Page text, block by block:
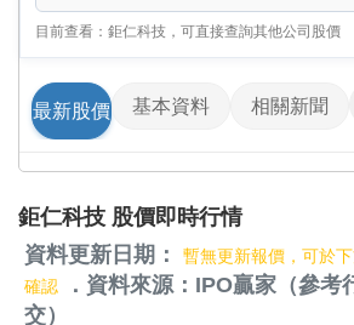
目前查看：鉅仁科技，可直接查詢其他公司股價
最新股價 基本資料 相關新聞
鉅仁科技 股價即時行情
資料更新日期：
暫無更新報價，可於
確認
．資料來源：IPO贏家（參考
交）